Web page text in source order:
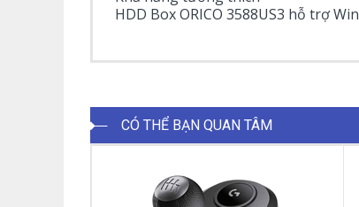
HDD Box ORICO 3588US3 hỗ trợ
CÓ THỂ BẠN QUAN TÂM